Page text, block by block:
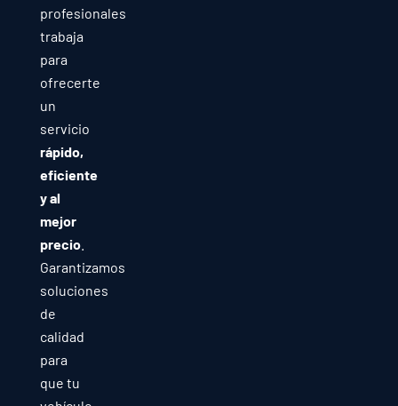
profesionales
trabaja
para
ofrecerte
un
servicio
rápido,
eficiente
y al
mejor
precio.
Garantizamos
soluciones
de
calidad
para
que tu